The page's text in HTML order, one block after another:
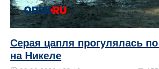
Серая цапля прогулялась
на Никеле